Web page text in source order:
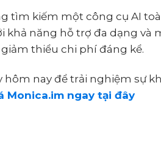
tìm kiếm một công cụ AI
khả năng hỗ trợ đa dạng
thiểu chi phí đáng kể.
hôm nay để trải nghiệm sự
Monica.im ngay tại đây